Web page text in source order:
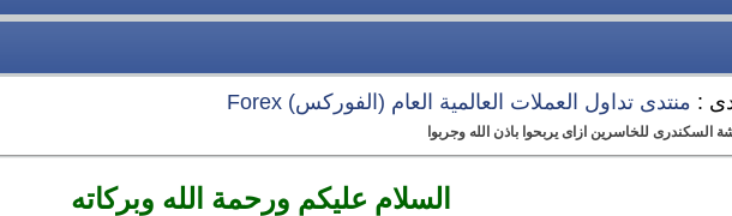
: منتدى تداول العملات العالمية العام (الفوركس) Forex
السكندرى للخاسرين ازاى يربحوا باذن الله وجربوا
السلام عليكم ورحمة الله وبركاته